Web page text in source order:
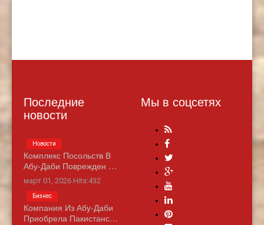
Последние
новости
Комплекс Посольств В
Абу-Даби Поврежден …
март 01, 2026 Hits:432
Новости
Компания Из Абу-Даби
Приобрела Пакистанс…
Бизнес
Мы в соцсетях